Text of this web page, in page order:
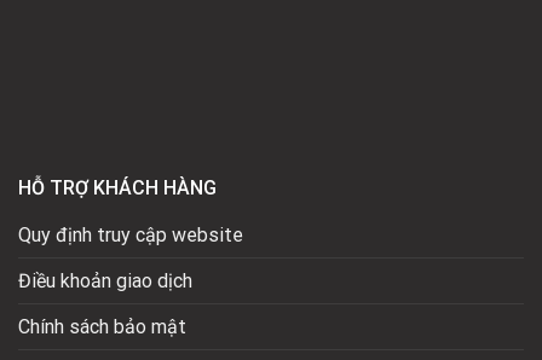
HỖ TRỢ KHÁCH HÀNG
Quy định truy cập website
Điều khoản giao dịch
Chính sách bảo mật